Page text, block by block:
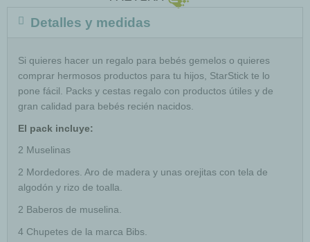
Detalles y medidas
Si quieres hacer un regalo para bebés gemelos o quieres
comprar hermosos productos para tu hijos, StarStick te lo
pone fácil. Packs y cestas regalo con productos útiles y de
gran calidad para bebés recién nacidos.
El pack incluye:
2 Muselinas
2 Mordedores. Aro de madera y unas orejitas con tela de
algodón y rizo de toalla.
2 Baberos de muselina.
4 Chupetes de la marca Bibs.